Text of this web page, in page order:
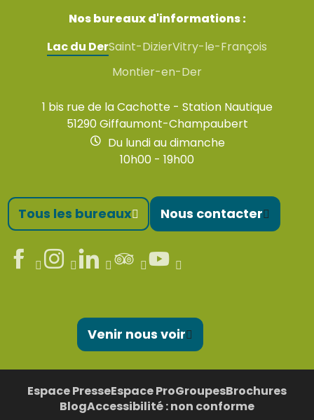
Nos bureaux d'informations :
Lac du DerSaint-DizierVitry-le-François
Montier-en-Der
1 bis rue de la Cachotte - Station Nautique
51290 Giffaumont-Champaubert
Du lundi au dimanche
10h00 - 19h00
Tous les bureaux Nous contacter
Venir nous voir
Espace PresseEspace ProGroupesBrochures
BlogAccessibilité : non conforme